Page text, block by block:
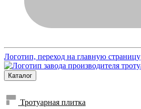
Логотип, переход на главную страницу
Каталог
Тротуарная плитка